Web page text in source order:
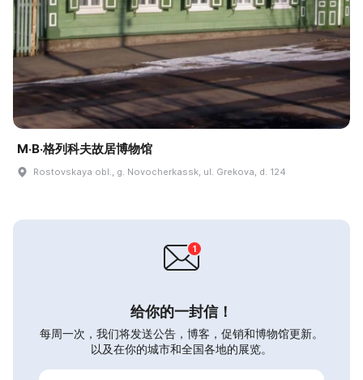
M·B·格列科夫故居博物馆
Rostovskaya obl., g. Novocherkassk, ul. Grekova, d. 124
给你的一封信！
每周一次，我们将发送公告，博客，促销和博物馆更新。
以及在你的城市和全国各地的展览。